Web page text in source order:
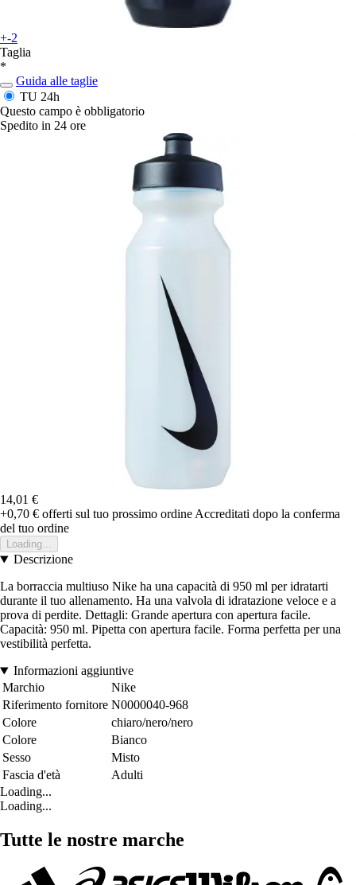
+-2
Taglia
*
Guida alle taglie
TU 24h
Questo campo è obbligatorio
Spedito in 24 ore
14,01 €
+0,70 € offerti sul tuo prossimo ordine Accreditati dopo la conferma
del tuo ordine
Loading...
Descrizione
La borraccia multiuso Nike ha una capacità di 950 ml per idratarti
durante il tuo allenamento. Ha una valvola di idratazione veloce e a
prova di perdite. Dettagli: Grande apertura con apertura facile.
Capacità: 950 ml. Pipetta con apertura facile. Forma perfetta per una
vestibilità perfetta.
Informazioni aggiuntive
Marchio
Nike
Riferimento fornitore N0000040-968
Colore
chiaro/nero/nero
Colore
Bianco
Sesso
Misto
Fascia d'età
Adulti
Loading...
Loading...
Tutte le nostre marche